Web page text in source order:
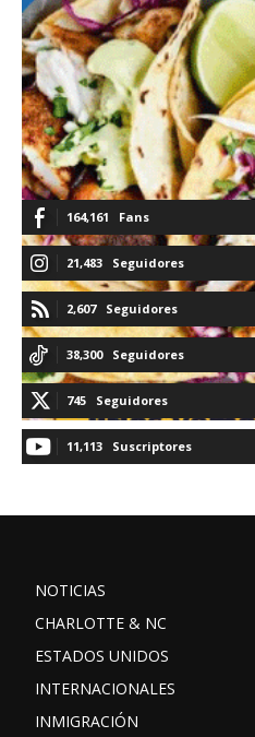
164,161 Fans
21,483 Seguidores
2,607 Seguidores
38,300 Seguidores
745 Seguidores
11,113 Suscriptores
NOTICIAS
CHARLOTTE & NC
ESTADOS UNIDOS
INTERNACIONALES
INMIGRACIÓN